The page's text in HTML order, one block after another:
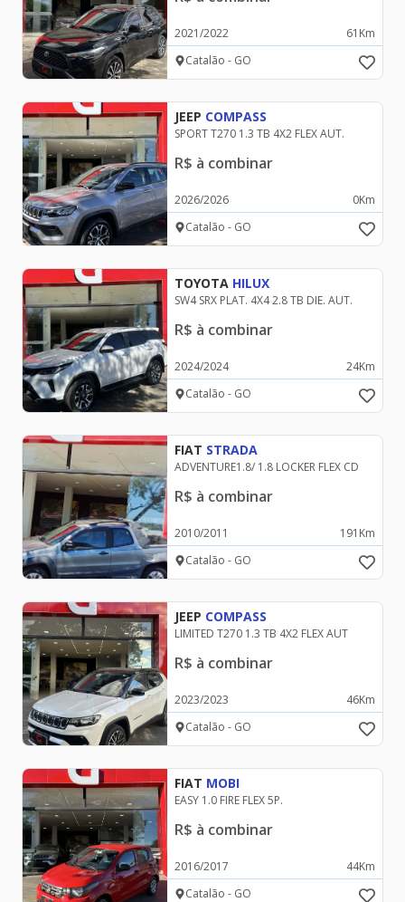
2021/2022 61 Km
Catalão - GO
JEEP COMPASS
SPORT T270 1.3 TB 4X2 FLEX AUT.
R$ à combinar
2026/2026 0Km
Catalão - GO
TOYOTA HILUX
SW4 SRX PLAT. 4X4 2.8 TB DIE. AUT.
R$ à combinar
2024/2024 24Km
Catalão - GO
FIAT STRADA
ADVENTURE1.8/ 1.8 LOCKER FLEX CD
R$ à combinar
2010/2011 191 Km
Catalão - GO
JEEP COMPASS
LIMITED T270 1.3 TB 4X2 FLEX AUT
R$ à combinar
2023/2023 46Km
Catalão - GO
FIAT MOBI
EASY 1.0 FIRE FLEX 5P.
R$ à combinar
2016/2017 44Km
Catalão - GO